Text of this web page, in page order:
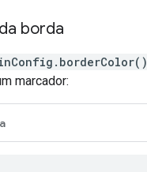
borda
marcador: